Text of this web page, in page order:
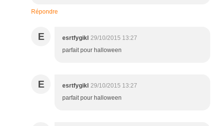
Répondre
E esrtfygikl 29/10/2015 13:27
parfait pour halloween
E esrtfygikl 29/10/2015 13:27
parfait pour halloween